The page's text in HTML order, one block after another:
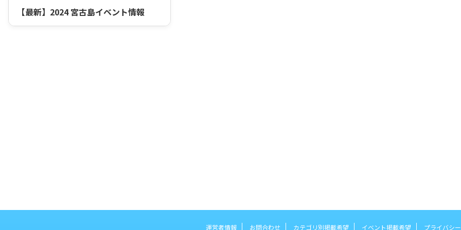
【最新】2024 宮古島イベント情報
運営者情報 お問合わせ カテゴリ別掲載希望 イベント掲載希望 プライバシ